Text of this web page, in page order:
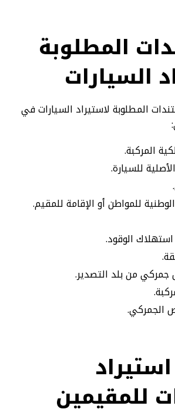
المطلوبة
السيارات
المطلوبة لاستيراد السيارات في
المركبة.
للسيارة.
للمواطن أو الإقامة للمقيم.
الوقود.
من بلد التصدير.
الجمركي.
للمقيمين